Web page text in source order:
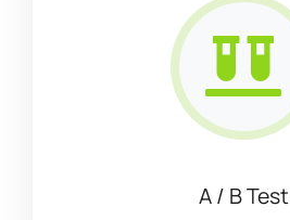
A / B Test